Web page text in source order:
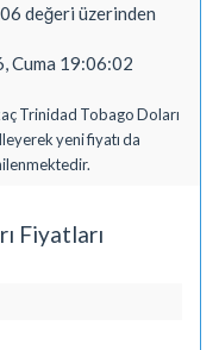
değeri üzerinden
Cuma 19:06:02
Trinidad Tobago Doları
yeni fiyatı da
Fiyatları